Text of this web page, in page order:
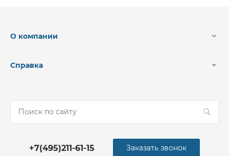
О компании
Справка
+7(495)211-61-15 Заказать звонок